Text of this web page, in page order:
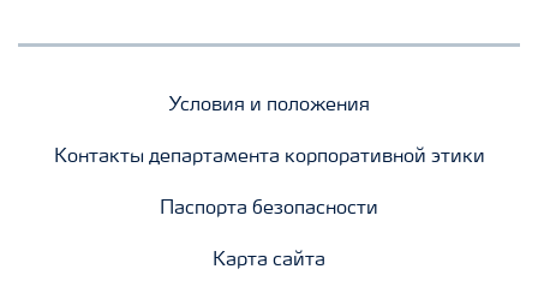
Условия и положения
Контакты департамента корпоративной этики
Паспорта безопасности
Карта сайта